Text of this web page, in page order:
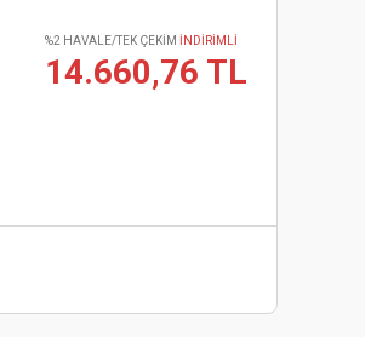
%2 HAVALE/TEK ÇEKİM İNDİRİMLİ
14.660,76 TL